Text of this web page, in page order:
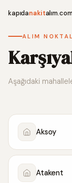
kapıdanakitalım.com
ALIM
Aşağıdaki
Aksoy
Atakent